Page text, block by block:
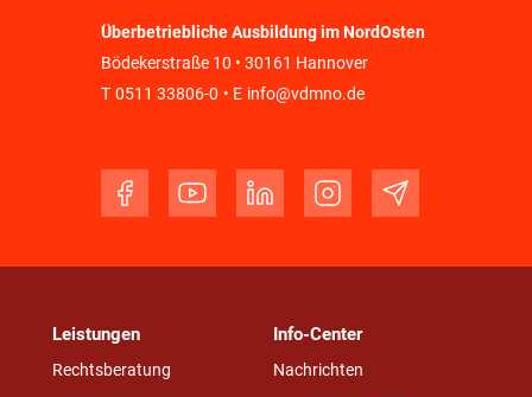
Überbetriebliche Ausbildung im NordOsten
Bödekerstraße 10 • 30161 Hannover
T 0511 33806-0 • E info@vdmno.de
Leistungen
Rechtsberatung
Info-Center
Nachrichten